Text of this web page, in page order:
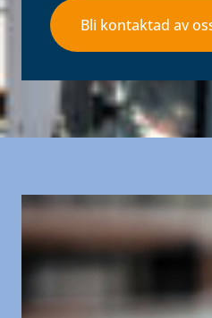
Bli kontaktad av